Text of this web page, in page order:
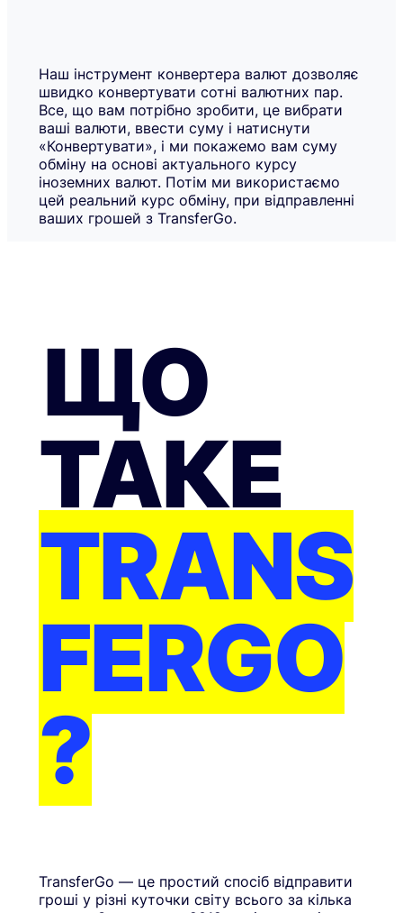
Наш інструмент конвертера валют дозволяє
швидко конвертувати сотні валютних пар.
Все, що вам потрібно зробити, це вибрати
ваші валюти, ввести суму і натиснути
«Конвертувати», і ми покажемо вам суму
обміну на основі актуального курсу
іноземних валют. Потім ми використаємо
цей реальний курс обміну, при відправленні
ваших грошей з TransferGo.
ЩО
ТАКЕ
TRANS
FERGO
?
TransferGo — це простий спосіб відправити
гроші у різні куточки світу всього за кілька